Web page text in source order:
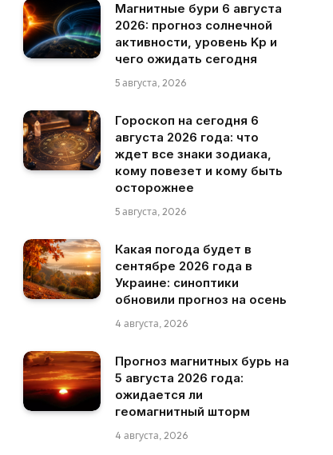
Магнитные бури 6 августа
2026: прогноз солнечной
активности, уровень Kp и
чего ожидать сегодня
5 августа, 2026
Гороскоп на сегодня 6
августа 2026 года: что
ждет все знаки зодиака,
кому повезет и кому быть
осторожнее
5 августа, 2026
Какая погода будет в
сентябре 2026 года в
Украине: синоптики
обновили прогноз на осень
4 августа, 2026
Прогноз магнитных бурь на
5 августа 2026 года:
ожидается ли
геомагнитный шторм
4 августа, 2026